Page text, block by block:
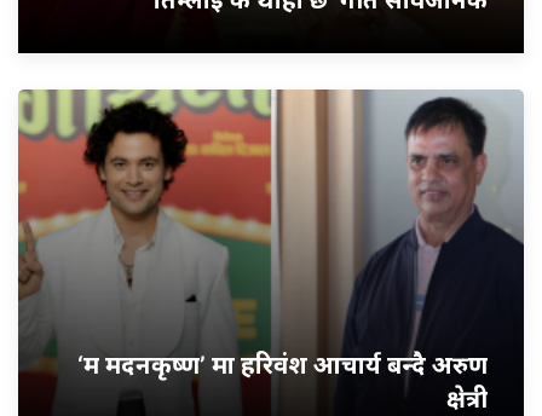
‘म मदनकृष्ण’ मा हरिवंश आचार्य बन्दै अरुण
क्षेत्री